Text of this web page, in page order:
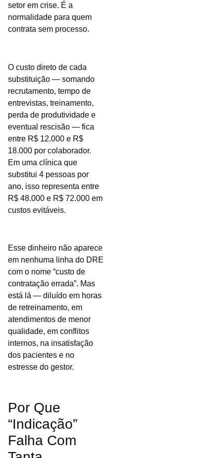
setor em crise. É a
normalidade para quem
contrata sem processo.
O custo direto de cada
substituição — somando
recrutamento, tempo de
entrevistas, treinamento,
perda de produtividade e
eventual rescisão — fica
entre R$ 12.000 e R$
18.000 por colaborador.
Em uma clínica que
substitui 4 pessoas por
ano, isso representa entre
R$ 48.000 e R$ 72.000 em
custos evitáveis.
Esse dinheiro não aparece
em nenhuma linha do DRE
com o nome “custo de
contratação errada”. Mas
está lá — diluído em horas
de retreinamento, em
atendimentos de menor
qualidade, em conflitos
internos, na insatisfação
dos pacientes e no
estresse do gestor.
Por Que
“Indicação”
Falha Com